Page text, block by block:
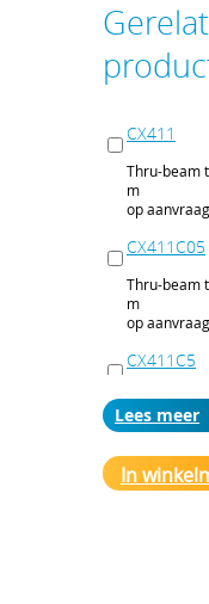
CX411
Thru-beam
m
op aanvraag
CX411C05
Thru-beam
m
op aanvraag
CX411C5
Thru-beam
m
op aanvraag
CX411J
Lees
In